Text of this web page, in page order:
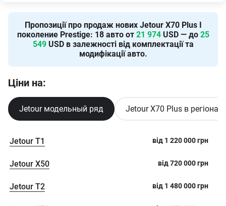
Пропозиції про продаж нових Jetour X70 Plus I
поколение Prestige: 18авто от 21 974USD — до 25
549USD в залежності від комплектації та
модифікації авто.
Ціни на:
Jetour модельный ряд Jetour X70 Plus в регіонах
Jetour T1 від 1 220 000грн
Jetour X50 від720 000грн
Jetour T2 від 1 480 000грн